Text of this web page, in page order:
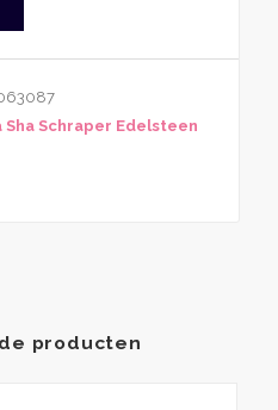
Sha Schraper Edelsteen
producten